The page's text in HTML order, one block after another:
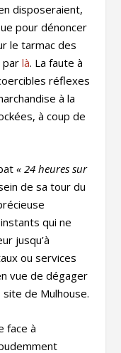
disposeraient,
pour dénoncer
le tarmac des
parlà. La faute à
réflexes
à la
à coup de
« 24 heures sur
de sa tour du
qui ne
jusqu’à
ou services
vue de dégager
de Mulhouse.
face à